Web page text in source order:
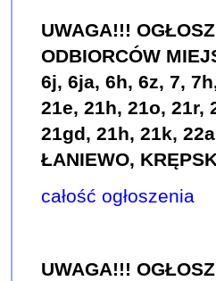
UWAGA!!!
ODBIORCÓW
6j, 6ja, 6h, 6z, 7,
21e, 21h, 21o, 21r,
21gd, 21h, 21k,
ŁANIEWO,
całość ogłoszenia
UWAGA!!!